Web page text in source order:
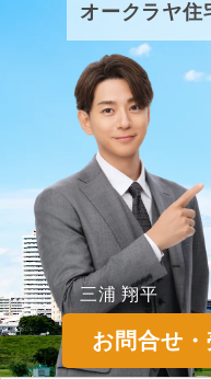
オークラヤ住
お問合せ
三浦 翔平